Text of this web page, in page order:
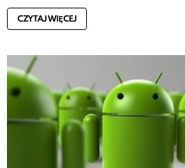
CZYTAJ WIĘCEJ